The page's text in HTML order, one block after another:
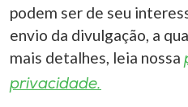
podem ser de seu
envio da divulgação, a
mais detalhes, leia nossa
privacidade.